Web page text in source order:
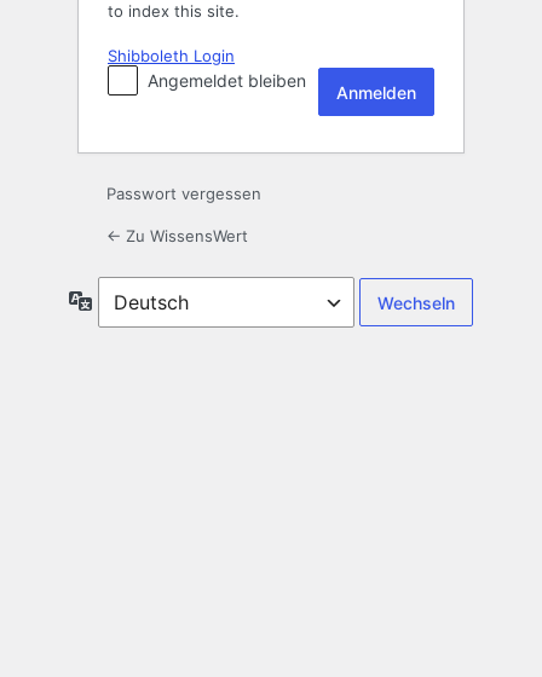
to index this site.
Shibboleth Login
Angemeldet bleiben
Passwort vergessen
← Zu WissensWert
Sprache